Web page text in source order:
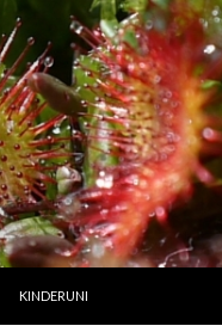
KINDERUNI